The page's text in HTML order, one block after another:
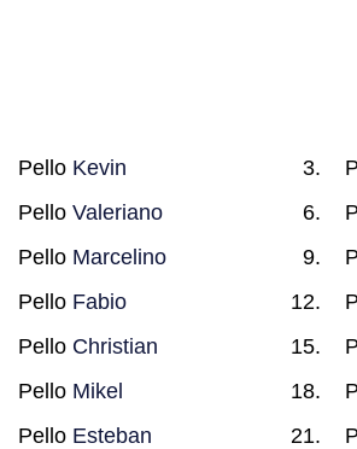
Pello Kevin
Pello Valeriano
Pello Marcelino
Pello Fabio
Pello Christian
Pello Mikel
Pello Esteban